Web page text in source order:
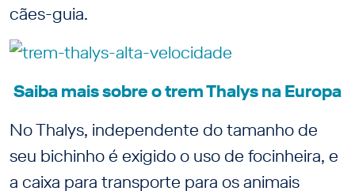
cães-guia.
Saiba mais sobre o trem Thalys na Europa
No Thalys, independente do tamanho de
seu bichinho é exigido o uso de focinheira, e
a caixa para transporte para os animais